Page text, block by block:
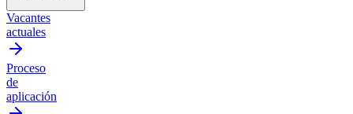
Vacantes
actuales
Proceso
de
aplicación